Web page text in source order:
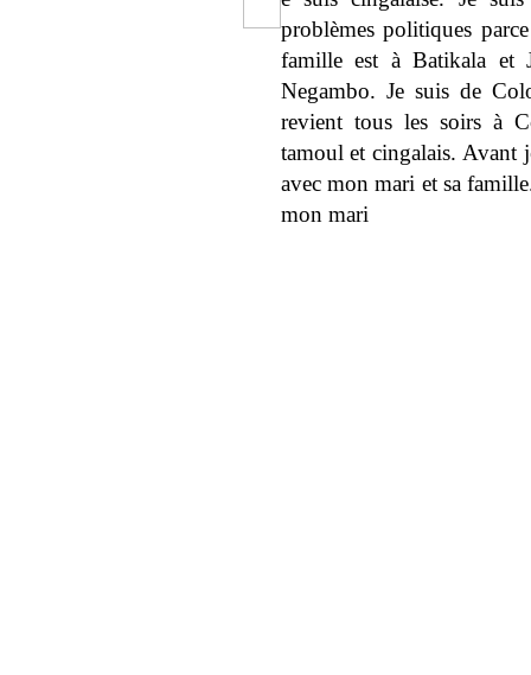
problèmes politiques
famille est à Batikala et
Negambo. Je suis de
revient tous les soirs à
tamoul et cingalais. Avant
avec mon mari et sa
mon mari